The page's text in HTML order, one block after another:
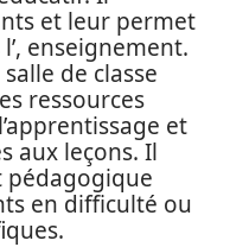
et leur permet
enseignement.
de classe
ressources
et
aux leçons. Il
pédagogique
en difficulté ou